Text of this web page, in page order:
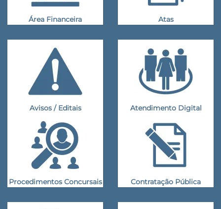
Área Financeira Atas
Avisos / Editais Atendimento Digital
Procedimentos Concursais Contratação Pública